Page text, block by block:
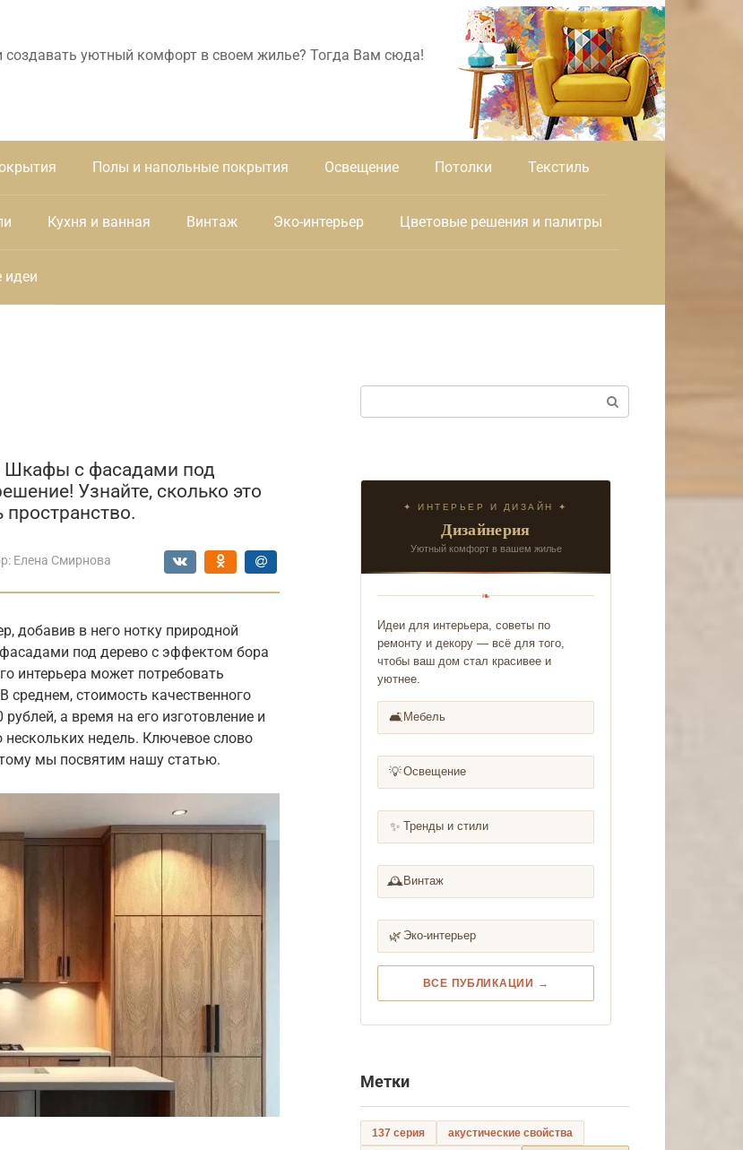
создавать уютный комфорт в своем жилье? Тогда Вам сюда!
Полы и напольные покрытия Освещение Потолки Текстиль
Кухня и ванная Винтаж Эко-интерьер Цветовые решения и палитры
Шкафы с фасадами под
Узнайте, сколько это
Елена Смирнова
добавив в него нотку природной
под дерево с эффектом бора
интерьера может потребовать
среднем, стоимость качественного
а время на его изготовление и
недель. Ключевое слово
мы посвятим нашу статью.
✦ ИНТЕРЬЕР И ДИЗАЙН ✦
Дизайнерия
Уютный комфорт в вашем жилье
❧
Идеи для интерьера, советы по
ремонту и декору — всё для того,
чтобы ваш дом стал красивее и
уютнее.
🛋️ Мебель
💡Освещение
✨ Тренды и стили
🕰️ Винтаж
🌿 Эко-интерьер
ВСЕ ПУБЛИКАЦИИ →
Метки
137 серия
акустические свойства